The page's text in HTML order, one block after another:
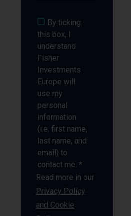
By ticking
this box, I
understand
Fisher
Investments
Europe will
use my
personal
information
(i.e. first name,
last name, and
email) to
contact me. *
Read more in our
Privacy Policy
and Cookie